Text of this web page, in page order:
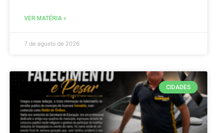
VER MATÉRIA »
7 de agosto de 2026
CIDADES